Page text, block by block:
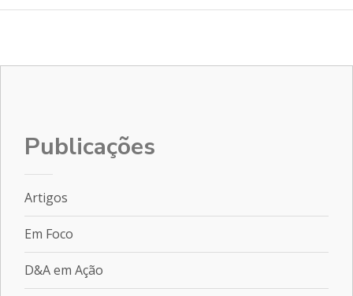
Publicações
Artigos
Em Foco
D&A em Ação